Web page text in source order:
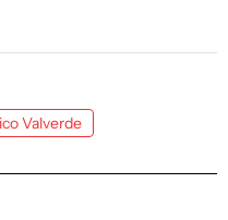
Valverde